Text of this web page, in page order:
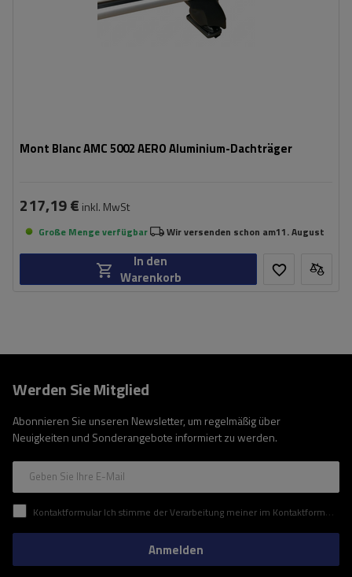
Mont Blanc AMC 5002 AERO Aluminium-Dachträger
217,19 € inkl. MwSt
Große Menge verfügbar Wir versenden schon am11. August
In den
Warenkorb
Werden Sie Mitglied
Abonnieren Sie unseren Newsletter, um regelmäßig über
Neuigkeiten und Sonderangebote informiert zu werden.
Geben Sie Ihre E-Mail
Kontaktformular Ich stimme der Verarbeitung meiner im Kontaktformular enthaltenen personenbezogenen Daten gemäß der Verordnung (EU) des Europäischen Parlaments und des Rates zu.
Anmelden